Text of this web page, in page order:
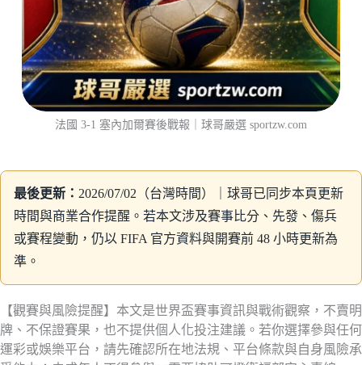
法國 3-1 塞內加爾賽後戰報｜球哥嚴選 sportzw.com
最後更新： 2026/07/02（台灣時間）｜球哥已同步本頁更新
時間與商業合作提醒。若本文涉及賽事比分、先發、傷兵
或賽程變動，仍以 FIFA 官方資料與開賽前 48 小時更新為
準。
【觀賽與風險提醒】本文是世界盃賽事資訊與戰術觀察，不賣明
牌、不保證賽果，也不提供個人化投注建議。若你選擇參與任何
運彩或娛樂平台，請先確認所在地法規、平台條款與自身風險承